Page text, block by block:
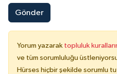
Gönder
Yorum yazarak topluluk
ve tüm sorumluluğu
Hürses hiçbir şekilde sorumlu